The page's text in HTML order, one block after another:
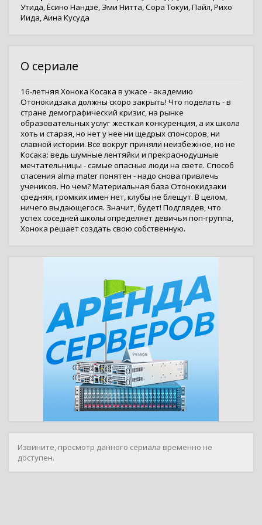
Утида,Ёсино Нандзё,Эми Нитта,Сора Токуи,Пайл,Рихо
Иида,Аина Кусуда
О сериале
16-летняя Хонока Косака в ужасе - академию
Отонокидзака должны скоро закрыть! Что поделать - в
стране демографический кризис, на рынке
образовательных услуг жесткая конкуренция, а их школа
хоть и старая, но нет у нее ни щедрых спонсоров, ни
славной истории. Все вокруг приняли неизбежное, но не
Косака: ведь шумные лентяйки и прекраснодушные
мечтательницы - самые опасные люди на свете. Способ
спасения alma mater понятен - надо снова привлечь
учеников. Но чем? Материальная база Отонокидзаки
средняя, громких имен нет, клубы не блещут. В целом,
ничего выдающегося. Значит, будет! Подглядев, что
успех соседней школы определяет девичья поп-группа,
Хонока решает создать свою собственную.
Извините, просмотр данного сериала временно не
доступен.